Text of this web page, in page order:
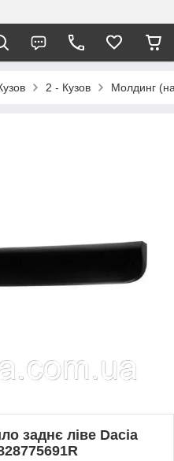
2 - Кузов Молдинг
заднє ліве Dacia